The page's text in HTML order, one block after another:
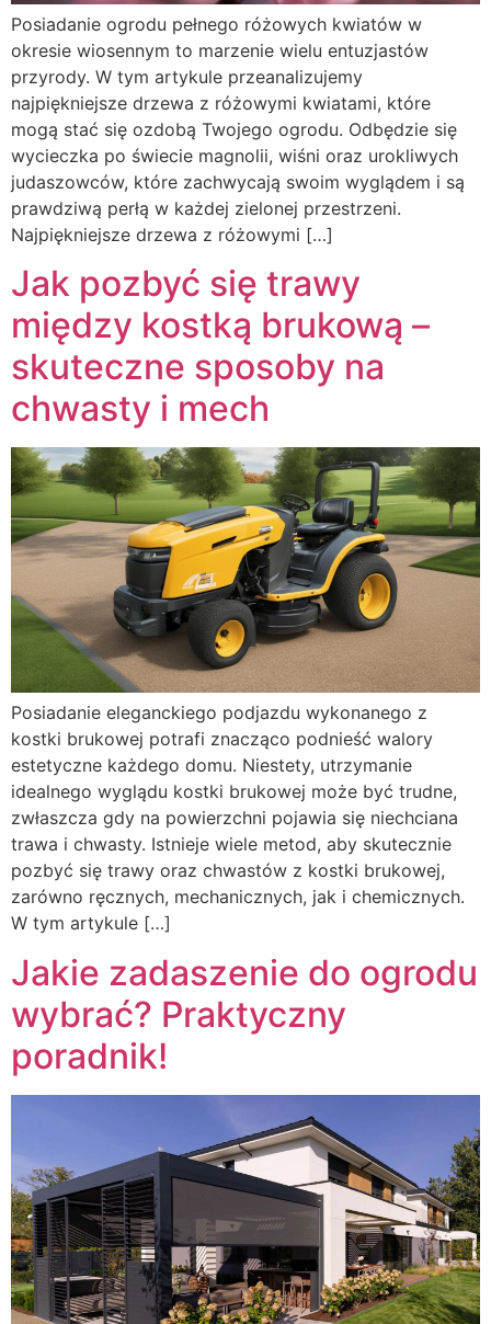
Posiadanie ogrodu pełnego różowych kwiatów w
okresie wiosennym to marzenie wielu entuzjastów
przyrody. W tym artykule przeanalizujemy
najpiękniejsze drzewa z różowymi kwiatami, które
mogą stać się ozdobą Twojego ogrodu. Odbędzie się
wycieczka po świecie magnolii, wiśni oraz urokliwych
judaszowców, które zachwycają swoim wyglądem i są
prawdziwą perłą w każdej zielonej przestrzeni.
Najpiękniejsze drzewa z różowymi […]
Jak pozbyć się trawy
między kostką brukową –
skuteczne sposoby na
chwasty i mech
Posiadanie eleganckiego podjazdu wykonanego z
kostki brukowej potrafi znacząco podnieść walory
estetyczne każdego domu. Niestety, utrzymanie
idealnego wyglądu kostki brukowej może być trudne,
zwłaszcza gdy na powierzchni pojawia się niechciana
trawa i chwasty. Istnieje wiele metod, aby skutecznie
pozbyć się trawy oraz chwastów z kostki brukowej,
zarówno ręcznych, mechanicznych, jak i chemicznych.
W tym artykule […]
Jakie zadaszenie do ogrodu
wybrać? Praktyczny
poradnik!